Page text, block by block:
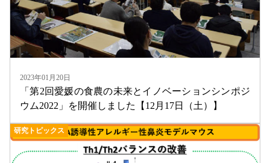
2023年01月20日
「第2回愛媛の食農の未来とイノベーションシンポジ
ウム2022」を開催しました【12月17日（土）】
研究トピックス